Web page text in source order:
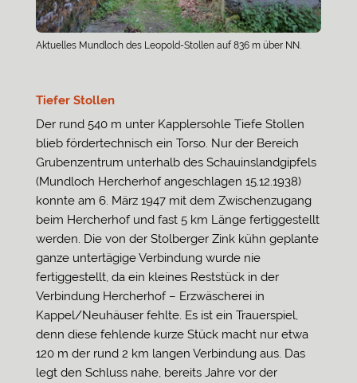
Aktuelles Mundloch des Leopold-Stollen auf 836 m über NN.
Tiefer Stollen
Der rund 540 m unter Kapplersohle Tiefe Stollen
blieb fördertechnisch ein Torso. Nur der Bereich
Grubenzentrum unterhalb des Schauinslandgipfels
(Mundloch Hercherhof angeschlagen 15.12.1938)
konnte am 6. März 1947 mit dem Zwischenzugang
beim Hercherhof und fast 5 km Länge fertiggestellt
werden. Die von der Stolberger Zink kühn geplante
ganze untertägige Verbindung wurde nie
fertiggestellt, da ein kleines Reststück in der
Verbindung Hercherhof – Erzwäscherei in
Kappel/Neuhäuser fehlte. Es ist ein Trauerspiel,
denn diese fehlende kurze Stück macht nur etwa
120 m der rund 2 km langen Verbindung aus. Das
legt den Schluss nahe, bereits Jahre vor der